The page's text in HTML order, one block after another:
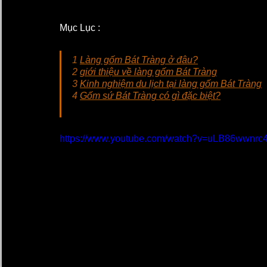
Mục Lục :
1 Làng gốm Bát Tràng ở đâu?
2 giới thiệu về làng gốm Bát Tràng
3 Kinh nghiệm du lịch tại làng gốm Bát Tràng
4 Gốm sứ Bát Tràng có gì đặc biệt?
https://www.youtube.com/